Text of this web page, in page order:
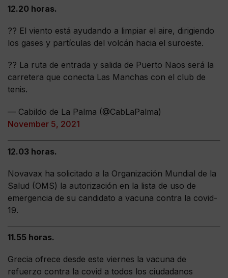
12.20 horas.
?? El viento está ayudando a limpiar el aire, dirigiendo
los gases y partículas del volcán hacia el suroeste.
?? La ruta de entrada y salida de Puerto Naos será la
carretera que conecta Las Manchas con el club de
tenis.
— Cabildo de La Palma (@CabLaPalma)
November 5, 2021
12.03 horas.
Novavax ha solicitado a la Organización Mundial de la
Salud (OMS) la autorización en la lista de uso de
emergencia de su candidato a vacuna contra la covid-
19.
11.55 horas.
Grecia ofrece desde este viernes la vacuna de
refuerzo contra la covid a todos los ciudadanos